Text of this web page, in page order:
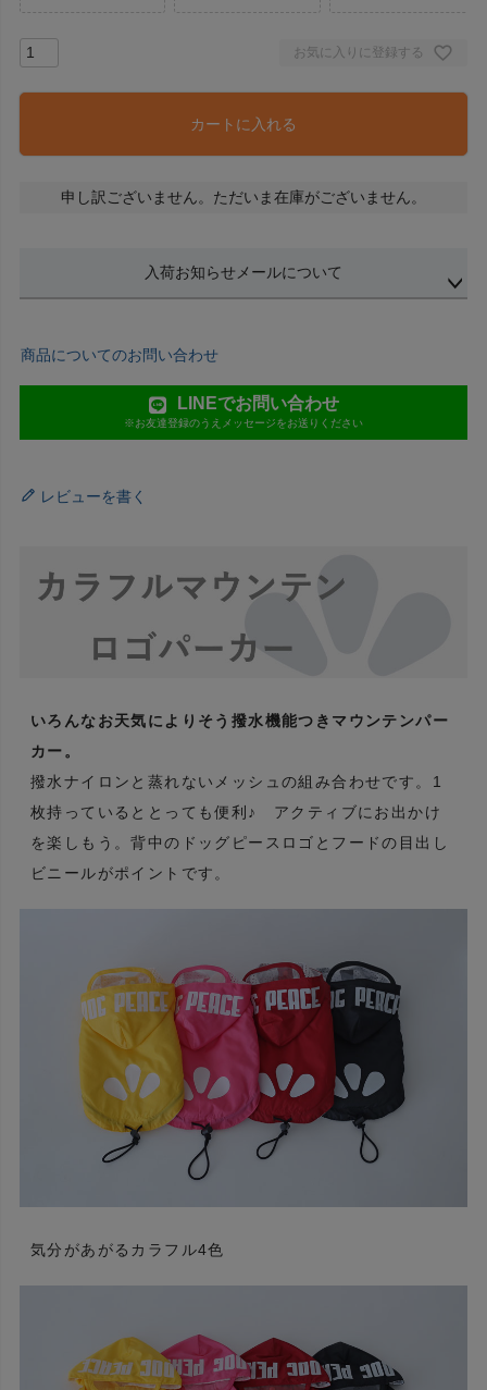
お気に入りに登録する
カートに入れる
申し訳ございません。ただいま在庫がございません。
入荷お知らせメールについて
商品についてのお問い合わせ
LINEでお問い合わせ
※お友達登録のうえメッセージをお送りください
レビューを書く
いろんなお天気によりそう撥水機能つきマウンテンパー
カー。
撥水ナイロンと蒸れないメッシュの組み合わせです。1
枚持っているととっても便利♪ アクティブにお出かけ
を楽しもう。背中のドッグピースロゴとフードの目出し
ビニールがポイントです。
気分があがるカラフル4色